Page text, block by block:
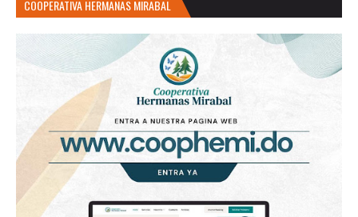
COOPERATIVA HERMANAS MIRABAL